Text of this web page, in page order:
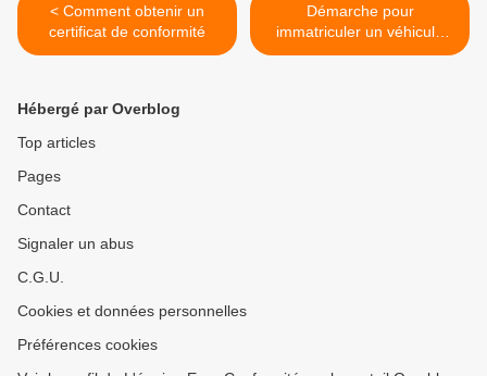
< Comment obtenir un
certificat de conformité
Démarche pour
immatriculer un véhicule
d’occasion >
Hébergé par Overblog
Top articles
Pages
Contact
Signaler un abus
C.G.U.
Cookies et données personnelles
Préférences cookies